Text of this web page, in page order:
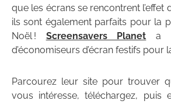
que les écrans se rencontrent l’effet
ils sont également parfaits pour la
Noël ! Screensavers Planet a
d’économiseurs d’écran festifs pour
Parcourez leur site pour trouver
vous intéresse, téléchargez, puis